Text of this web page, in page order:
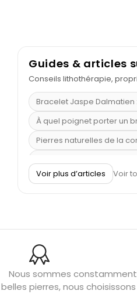
Guides & articles
Conseils lithothérapie,
Bracelet Jaspe
À quel poignet porter un
Pierres naturelles de la
Pierre de lave :
Obsidienne noire : danger
Pierres pour les examens
Porter l’œil de tigre
Voir plus d’articles Voir
Nous sommes
belles pierres, nous